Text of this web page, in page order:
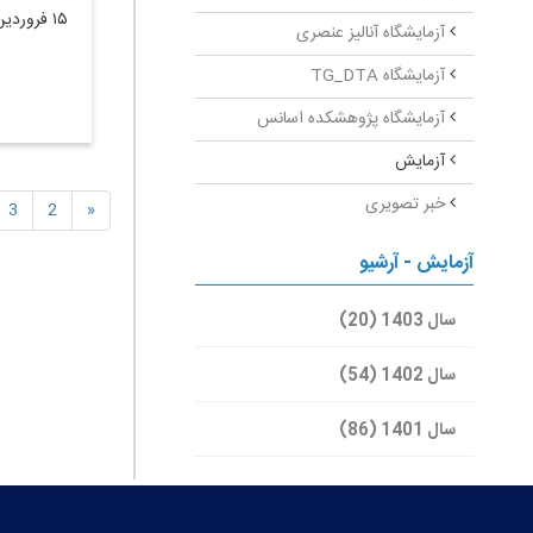
۱۵ فروردین ۱۴۰۲
«
2
3
آزمایشگاه آنالیز عنصری
آزمایشگاه TG_DTA
آزمایشگاه پژوهشکده اسانس
آزمایش
خبر تصویری
آزمایش - آرشیو
سال 1403 (20)
سال 1402 (54)
سال 1401 (86)